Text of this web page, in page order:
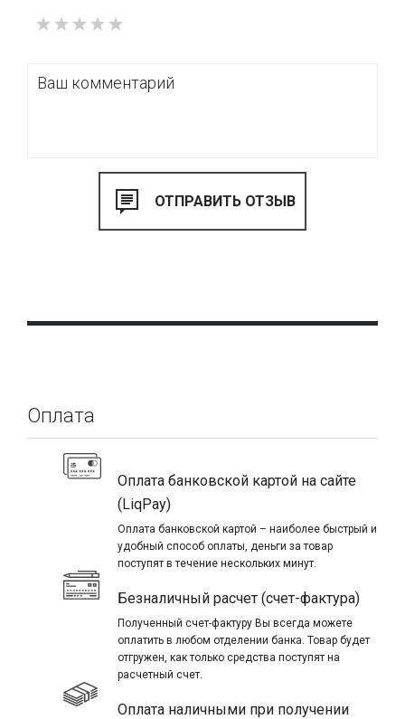
Оплата
Оплата банковской картой на сайте
(LiqPay)
Оплата банковской картой – наиболее быстрый и
удобный способ оплаты, деньги за товар
поступят в течение нескольких минут.
Безналичный расчет (счет-фактура)
Полученный счет-фактуру Вы всегда можете
оплатить в любом отделении банка. Товар будет
отгружен, как только средства поступят на
расчетный счет.
Оплата наличными при получении